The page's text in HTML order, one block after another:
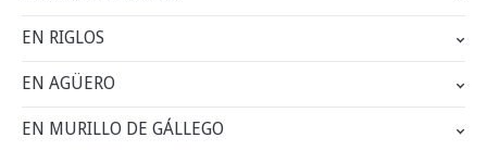
EN RIGLOS
EN AGÜERO
EN MURILLO DE GÁLLEGO